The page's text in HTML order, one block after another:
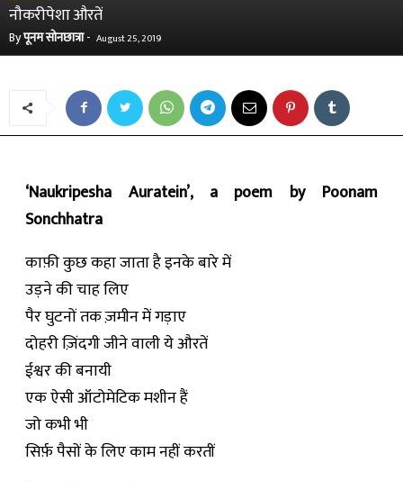
नौकरीपेशा औरतें
Byपूनम सोनछात्रा- August 25, 2019
‘Naukripesha Auratein’, a poem by Poonam
Sonchhatra
काफ़ी कुछ कहा जाता है इनके बारे में
उड़ने की चाह लिए
पैर घुटनों तक ज़मीन में गड़ाए
दोहरी ज़िंदगी जीने वाली ये औरतें
ईश्वर की बनायी
एक ऐसी ऑटोमेटिक मशीन हैं
जो कभी भी
सिर्फ़ पैसों के लिए काम नहीं करतीं